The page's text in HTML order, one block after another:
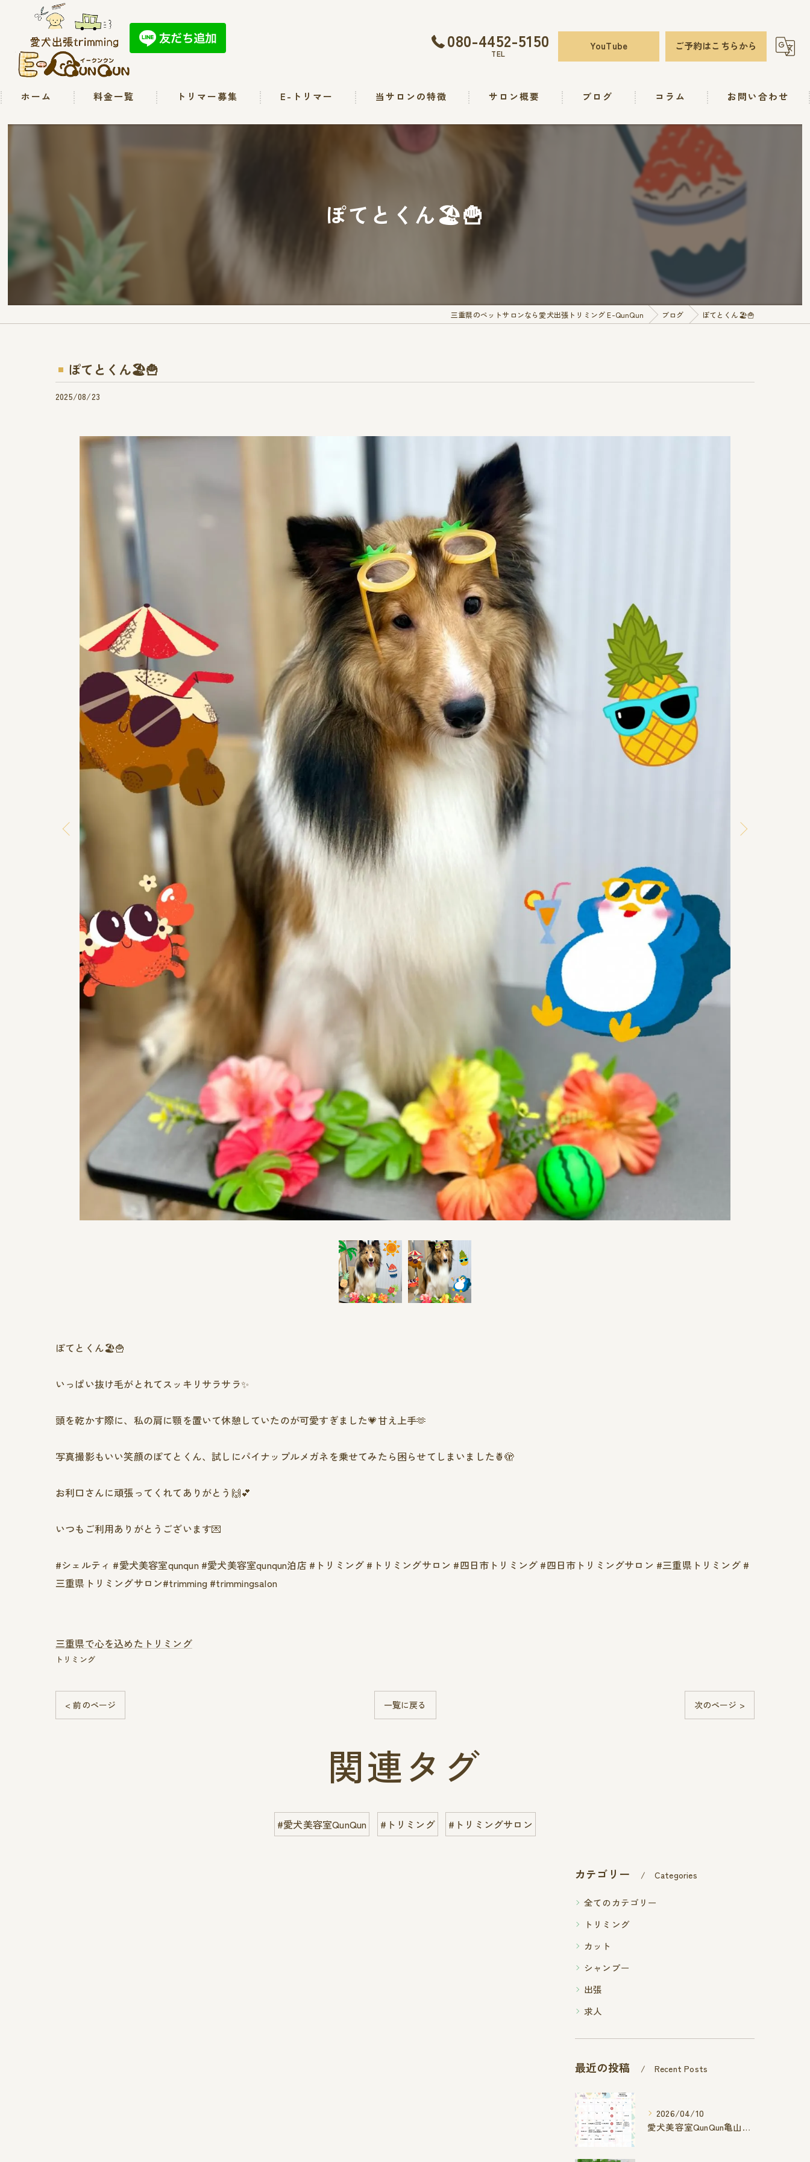
080-4452-5150
TEL
YouTube ご予約はこちらから
ホーム 料金一覧 トリマー募集 E-トリマー 当サロンの特徴
トリミング
出張
サロン概要 ブログ コラム お問い合わせ
ぽてとくん🏖🍟
三重県のペットサロンなら愛犬出張トリミング E-QunQun ブログ ぽてとくん🏖🍟
ぽてとくん🏖🍟
2025/08/23
ぽてとくん🏖🍟
いっぱい抜け毛がとれてスッキリサラサラ✨
頭を乾かす際に、私の肩に顎を置いて休憩していたのが可愛すぎました💗甘え上手🫶
写真撮影もいい笑顔のぽてとくん、試しにパイナップルメガネを乗せてみたら困らせてしまいました🍍🫣
お利口さんに頑張ってくれてありがとう🙌💕
いつもご利用ありがとうございます💌
#シェルティ #愛犬美容室qunqun #愛犬美容室qunqun泊店 #トリミング #トリミングサロン #四日市トリミング #四日市トリミングサロン #三重県トリミング #
三重県トリミングサロン#trimming #trimmingsalon
三重県で心を込めたトリミング
トリミング
< 前のページ 一覧に戻る 次のページ >
関連タグ
#愛犬美容室QunQun #トリミング #トリミングサロン
カテゴリー Categories
全てのカテゴリー
トリミング
カット
シャンプー
出張
求人
最近の投稿 Recent Posts
2026/04/10
愛犬美容室QunQun亀山エコー店